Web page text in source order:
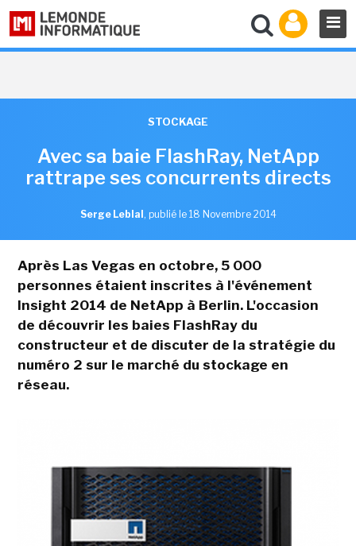
STOCKAGE
Avec sa baie FlashRay, NetApp
rattrape ses concurrents directs
Serge Leblal , publié le 18 Novembre 2014
Après Las Vegas en octobre, 5 000
personnes étaient inscrites à l'événement
Insight 2014 de NetApp à Berlin. L'occasion
de découvrir les baies FlashRay du
constructeur et de discuter de la stratégie du
numéro 2 sur le marché du stockage en
réseau.